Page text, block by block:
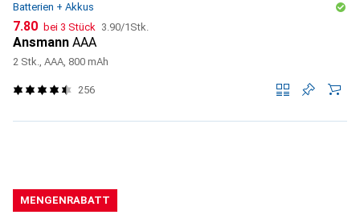
Batterien + Akkus
CHF
7.80 bei 3 Stück CHF
3.90/1Stk.
Ansmann AAA
2 Stk., AAA, 800 mAh
256
MENGENRABATT